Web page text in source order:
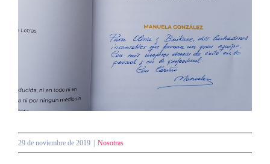
29 de noviembre de 2019 | Nosotras